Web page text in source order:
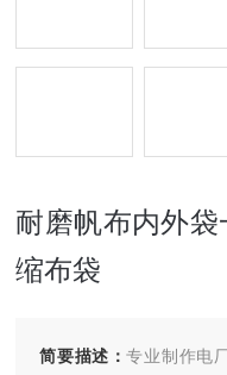
耐磨帆布内外
缩布袋
简要描述：专业制作电